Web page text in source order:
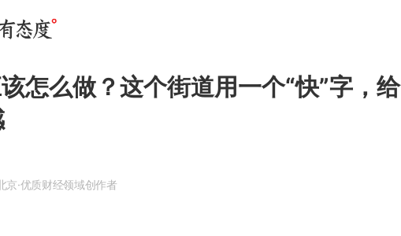
怎么做？这个街道用一个“快”字，给
京·优质财经领域创作者